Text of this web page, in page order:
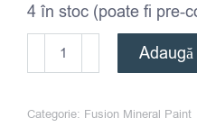
4 în stoc (poate fi pre-
Cantitate
Fusion
Paint
Categorie: Fusion Mineral Paint